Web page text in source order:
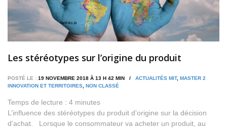
Les stéréotypes sur l’origine du produit
POSTÉ LE : 19 NOVEMBRE 2018 À 13 H 42 MIN / ACTUALITÉS MIT, MASTER 2
INNOVATION ET TERRITOIRES NON CLASSÉ
Temps de lecture : 4 minutes
L’influence des stéréotypes du produit d’origine sur la décision
d’achat. Lorsque le consommateur va acheter un produit, au